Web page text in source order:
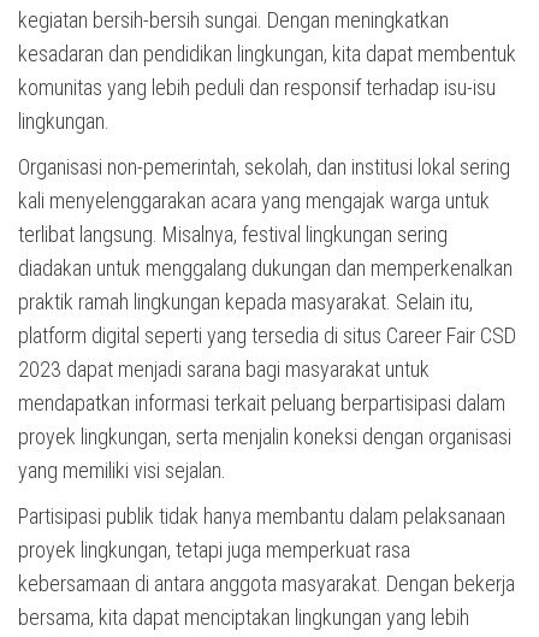
kegiatan bersih-bersih sungai. Dengan meningkatkan
kesadaran dan pendidikan lingkungan, kita dapat membentuk
komunitas yang lebih peduli dan responsif terhadap isu-isu
lingkungan.
Organisasi non-pemerintah, sekolah, dan institusi lokal sering
kali menyelenggarakan acara yang mengajak warga untuk
terlibat langsung. Misalnya, festival lingkungan sering
diadakan untuk menggalang dukungan dan memperkenalkan
praktik ramah lingkungan kepada masyarakat. Selain itu,
platform digital seperti yang tersedia di situs Career Fair CSD
2023 dapat menjadi sarana bagi masyarakat untuk
mendapatkan informasi terkait peluang berpartisipasi dalam
proyek lingkungan, serta menjalin koneksi dengan organisasi
yang memiliki visi sejalan.
Partisipasi publik tidak hanya membantu dalam pelaksanaan
proyek lingkungan, tetapi juga memperkuat rasa
kebersamaan di antara anggota masyarakat. Dengan bekerja
bersama, kita dapat menciptakan lingkungan yang lebih